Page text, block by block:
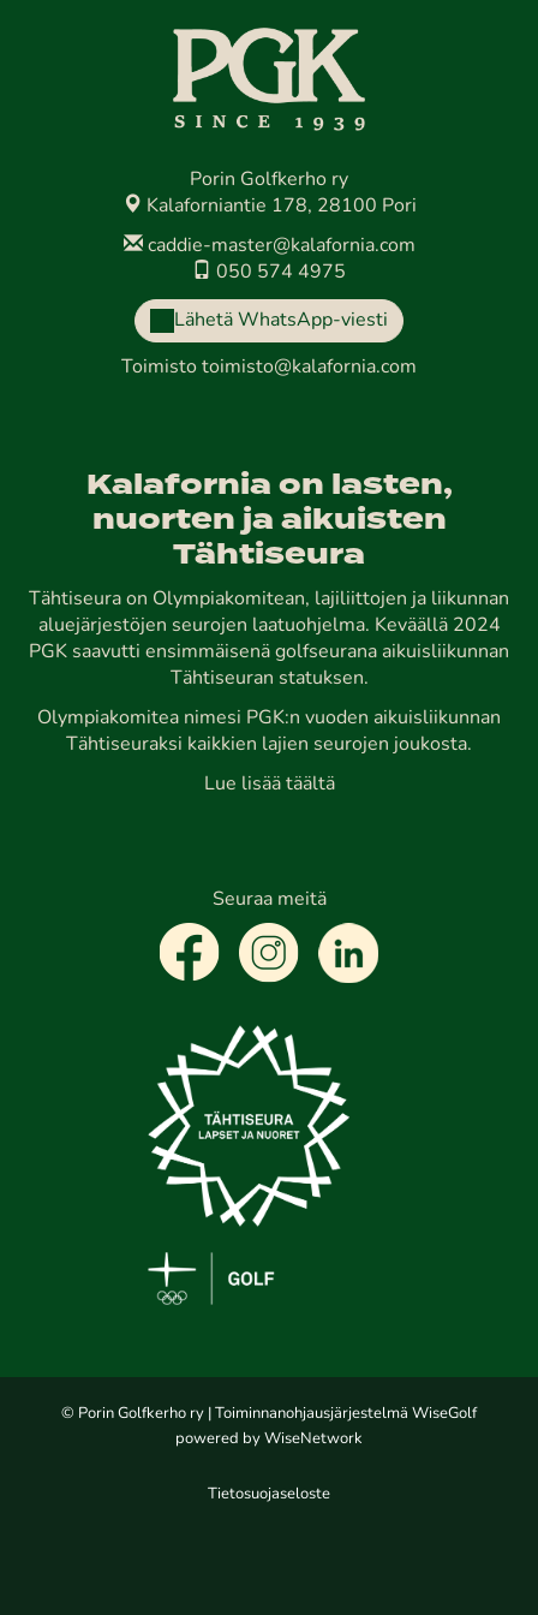
Porin Golfkerho ry
Kalaforniantie 178, 28100 Pori
caddie-master@kalafornia.com
050 574 4975
Lähetä WhatsApp-viesti
Toimisto toimisto@kalafornia.com
Kalafornia on lasten,
nuorten ja aikuisten
Tähtiseura
Tähtiseura on Olympiakomitean, lajiliittojen ja liikunnan
aluejärjestöjen seurojen laatuohjelma. Keväällä 2024
PGK saavutti ensimmäisenä golfseurana aikuisliikunnan
Tähtiseuran statuksen.
Olympiakomitea nimesi PGK:n vuoden aikuisliikunnan
Tähtiseuraksi kaikkien lajien seurojen joukosta.
Lue lisää täältä
Seuraa meitä
© Porin Golfkerho ry | Toiminnanohjausjärjestelmä WiseGolf
powered by WiseNetwork
Tietosuojaseloste